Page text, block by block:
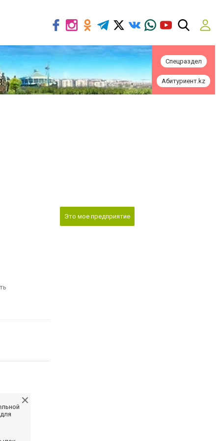
Спецраздел
Абитуриент.kz
Это мое предприятие